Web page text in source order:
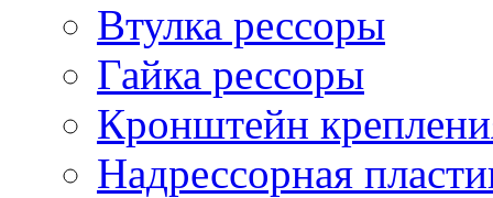
Втулка рессоры
Гайка рессоры
Кронштейн
Надрессорная